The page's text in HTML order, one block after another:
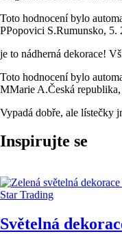
Toto hodnocení bylo
PPopovici S.Rumunsko, 5.
je to nádherná dekorace!
Toto hodnocení bylo
MMarie A.Česká republika,
Vypadá dobře, ale lístečky
Inspirujte se
Star Trading
Světelná